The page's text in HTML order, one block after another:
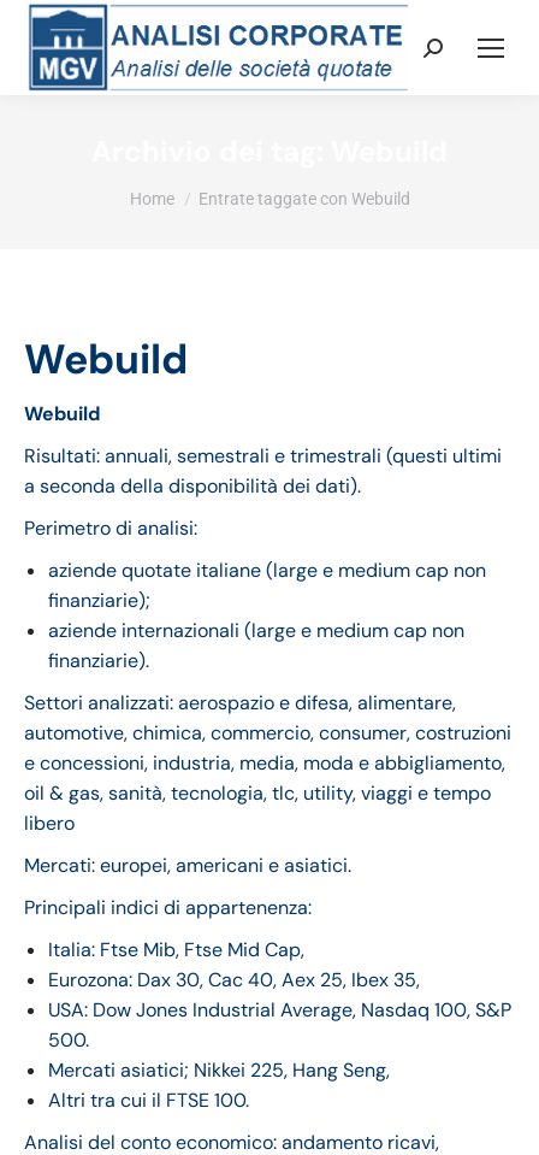
Cerca:
Tu sei qui:
Home Entrate taggate con Webuild
Webuild
Webuild
Risultati: annuali, semestrali e trimestrali (questi ultimi
a seconda della disponibilità dei dati).
Perimetro di analisi:
aziende quotate italiane (large e medium cap non
finanziarie);
aziende internazionali (large e medium cap non
finanziarie).
Settori analizzati: aerospazio e difesa, alimentare,
automotive, chimica, commercio, consumer, costruzioni
e concessioni, industria, media, moda e abbigliamento,
oil & gas, sanità, tecnologia, tlc, utility, viaggi e tempo
libero
Mercati: europei, americani e asiatici.
Principali indici di appartenenza:
Italia: Ftse Mib, Ftse Mid Cap,
Eurozona: Dax 30, Cac 40, Aex 25, Ibex 35,
USA: Dow Jones Industrial Average, Nasdaq 100, S&P
500.
Mercati asiatici; Nikkei 225, Hang Seng,
Altri tra cui il FTSE 100.
Analisi del conto economico: andamento ricavi,